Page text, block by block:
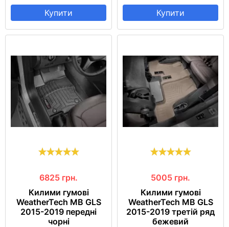
Купити
Купити
6825 грн.
Килими гумові
WeatherTech MB GLS
2015-2019 передні
чорні
5005 грн.
Килими гумові
WeatherTech MB GLS
2015-2019 третій ряд
бежевий